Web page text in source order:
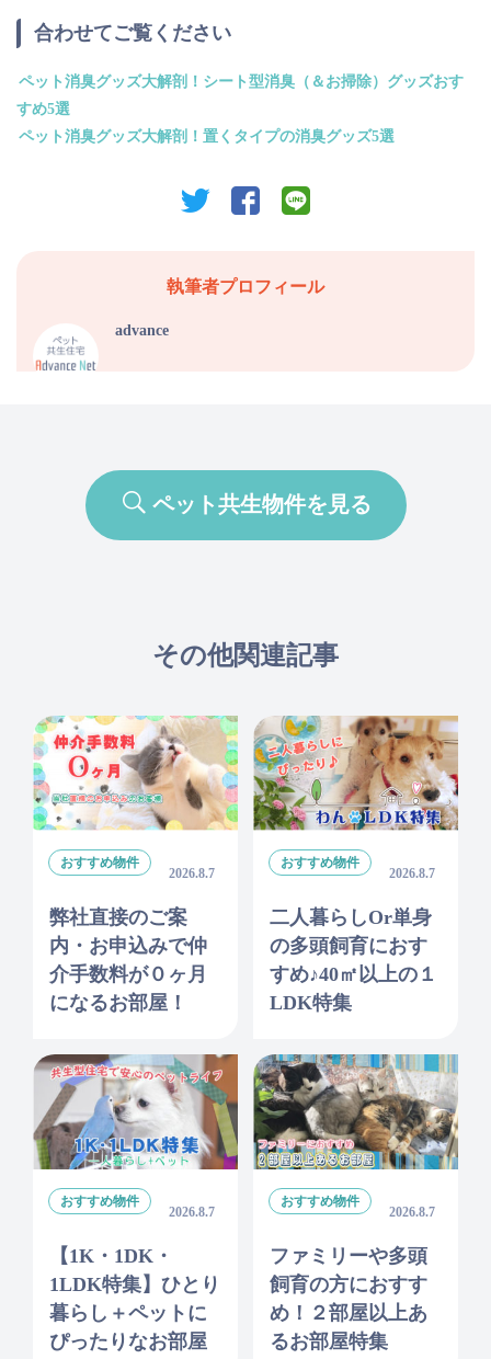
合わせてご覧ください
ペット消臭グッズ大解剖！シート型消臭（＆お掃除）グッズおす
すめ5選
ペット消臭グッズ大解剖！置くタイプの消臭グッズ5選
twitter facebook
執筆者プロフィール
advance
ペット共生物件を見る
その他関連記事
おすすめ物件
2026.8.7
弊社直接のご案
内・お申込みで仲
介手数料が０ヶ月
になるお部屋！
おすすめ物件
2026.8.7
二人暮らしor単身
の多頭飼育におす
すめ♪40㎡以上の１
LDK特集
おすすめ物件
2026.8.7
【1K・1DK・
1LDK特集】ひとり
暮らし＋ペットに
ぴったりなお部屋
おすすめ物件
2026.8.7
ファミリーや多頭
飼育の方におすす
め！２部屋以上あ
るお部屋特集